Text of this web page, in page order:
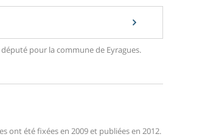
pour la commune de Eyragues.
ont été fixées en 2009 et publiées en 2012.